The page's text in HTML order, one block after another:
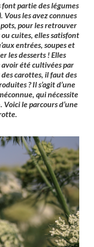
font partie des légumes
. Vous les avez connues
pour les retrouver
cuites, elles satisfont
entrées, soupes et
les desserts ! Elles
été cultivées par
carottes, il faut des
? Il s’agit d’une
qui nécessite
le parcours d’une